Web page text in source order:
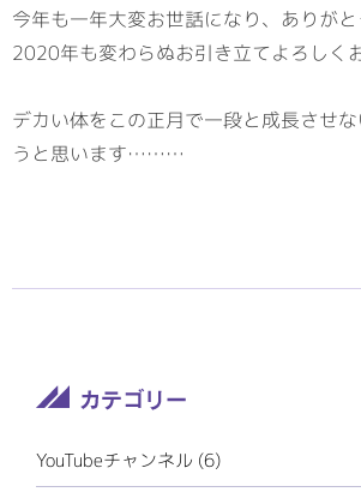
施工実績 ス
お問合せ 個
メディアポリシー
今年も一年大変お世話になり、ありがと
2020年も変わらぬお引き立てよろしく
デカい体をこの正月で一段と成長させ
うと思います………
YouTubeチャンネル (6)